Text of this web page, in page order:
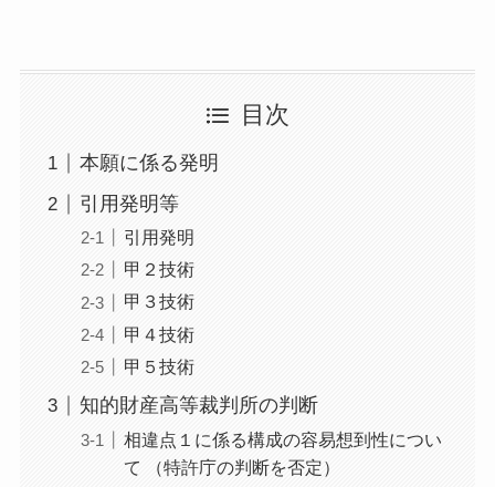
目次
本願に係る発明
引用発明等
引用発明
甲２技術
甲３技術
甲４技術
甲５技術
知的財産高等裁判所の判断
相違点１に係る構成の容易想到性につい
て （特許庁の判断を否定）